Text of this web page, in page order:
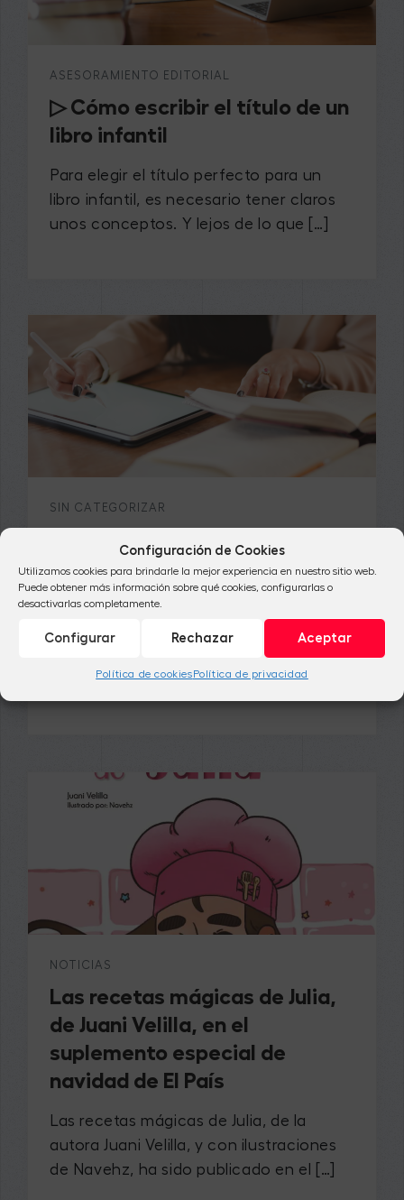
Configuración de Cookies
Utilizamos cookies para brindarle la mejor experiencia en nuestro sitio web.
Puede obtener más información sobre qué cookies, configurarlas o
desactivarlas completamente.
Aceptar
Rechazar
Configurar
Política de cookiesPolítica de privacidad
ASESORAMIENTO EDITORIAL
▷ Cómo escribir el título de un
libro infantil
Para elegir el título perfecto para un
libro infantil, es necesario tener claros
unos conceptos. Y lejos de lo que […]
SIN CATEGORIZAR
▷ Cómo hacer una frase
gancho en un libro infantil
Todo parece estar en su debido sitio, el
libro que tanto tiempo llevas
imaginando hacer realidad empieza a
cobrar vida, […]
NOTICIAS
​Las recetas mágicas de Julia,
de Juani Velilla, en el
suplemento especial de
navidad de El País
Las recetas mágicas de Julia, de la
autora Juani Velilla, y con ilustraciones
de Navehz, ha sido publicado en el […]